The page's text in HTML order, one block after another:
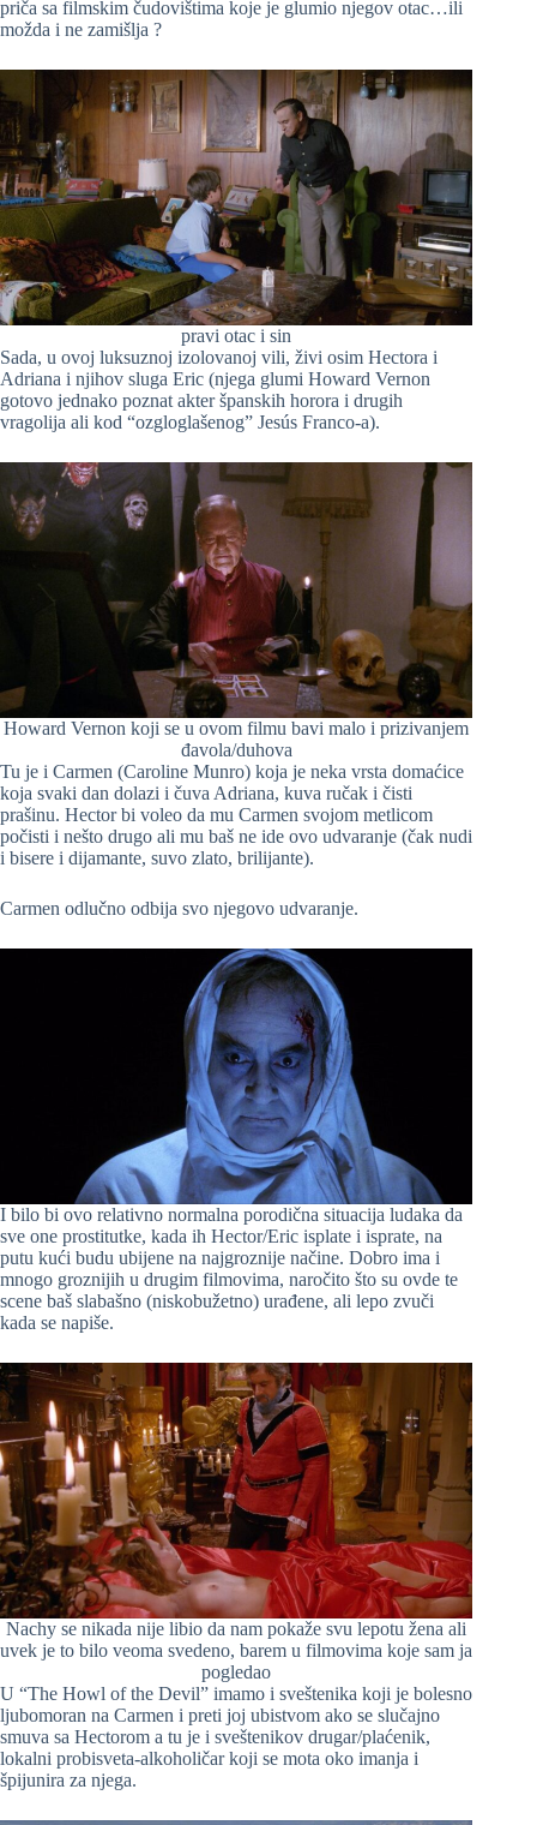
priča sa filmskim čudovištima koje je glumio njegov otac…ili
možda i ne zamišlja ?
pravi otac i sin
Sada, u ovoj luksuznoj izolovanoj vili, živi osim Hectora i
Adriana i njihov sluga Eric (njega glumi Howard Vernon
gotovo jednako poznat akter španskih horora i drugih
vragolija ali kod “ozgloglašenog” Jesús Franco-a).
Howard Vernon koji se u ovom filmu bavi malo i prizivanjem
đavola/duhova
Tu je i Carmen (Caroline Munro) koja je neka vrsta domaćice
koja svaki dan dolazi i čuva Adriana, kuva ručak i čisti
prašinu. Hector bi voleo da mu Carmen svojom metlicom
počisti i nešto drugo ali mu baš ne ide ovo udvaranje (čak nudi
i bisere i dijamante, suvo zlato, brilijante).
Carmen odlučno odbija svo njegovo udvaranje.
I bilo bi ovo relativno normalna porodična situacija ludaka da
sve one prostitutke, kada ih Hector/Eric isplate i isprate, na
putu kući budu ubijene na najgroznije načine. Dobro ima i
mnogo groznijih u drugim filmovima, naročito što su ovde te
scene baš slabašno (niskobužetno) urađene, ali lepo zvuči
kada se napiše.
Nachy se nikada nije libio da nam pokaže svu lepotu žena ali
uvek je to bilo veoma svedeno, barem u filmovima koje sam ja
pogledao
U “The Howl of the Devil” imamo i sveštenika koji je bolesno
ljubomoran na Carmen i preti joj ubistvom ako se slučajno
smuva sa Hectorom a tu je i sveštenikov drugar/plaćenik,
lokalni probisveta-alkoholičar koji se mota oko imanja i
špijunira za njega.